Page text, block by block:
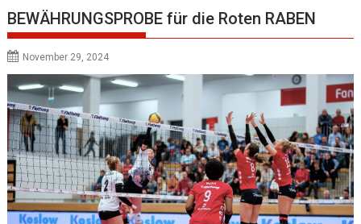
BEWÄHRUNGSPROBE für die Roten RABEN
November 29, 2024